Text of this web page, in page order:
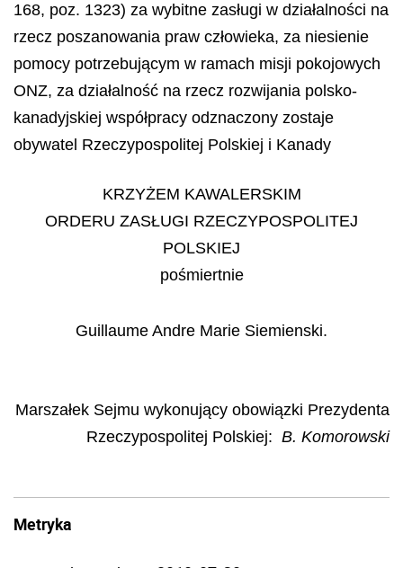
168, poz. 1323) za wybitne zasługi w działalności na
rzecz poszanowania praw człowieka, za niesienie
pomocy potrzebującym w ramach misji pokojowych
ONZ, za działalność na rzecz rozwijania polsko-
kanadyjskiej współpracy odznaczony zostaje
obywatel Rzeczypospolitej Polskiej i Kanady
KRZYŻEM KAWALERSKIM
ORDERU ZASŁUGI RZECZYPOSPOLITEJ
POLSKIEJ
pośmiertnie
Guillaume Andre Marie Siemienski.
Marszałek Sejmu wykonujący obowiązki Prezydenta
Rzeczypospolitej Polskiej: B. Komorowski
Metryka